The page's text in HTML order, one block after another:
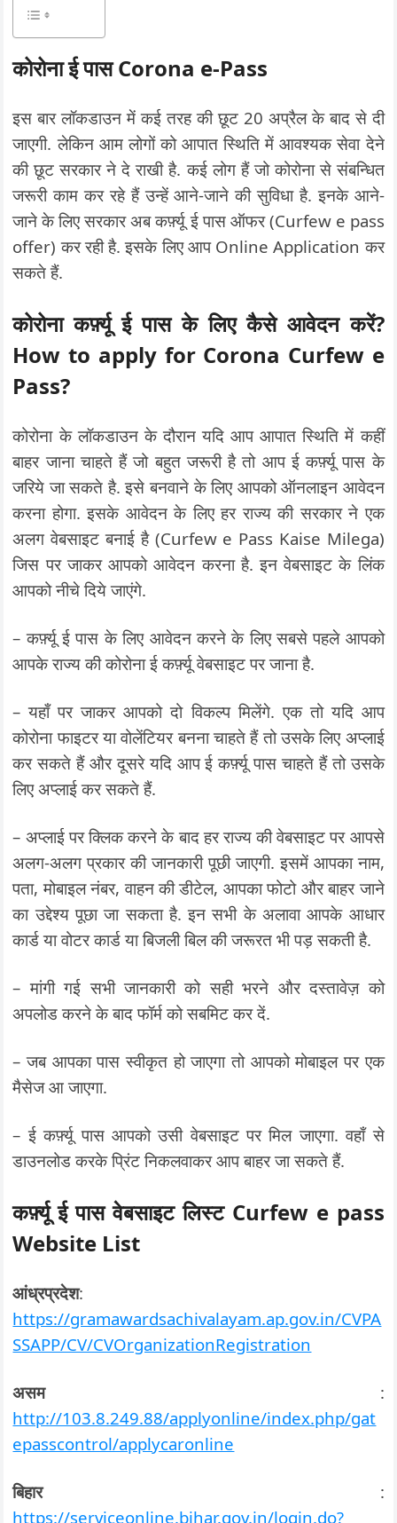
कोरोना ई पास Corona e-Pass
इस बार लॉकडाउन में कई तरह की छूट 20 अप्रैल के बाद से दी
जाएगी. लेकिन आम लोगों को आपात स्थिति में आवश्यक सेवा देने
की छूट सरकार ने दे राखी है. कई लोग हैं जो कोरोना से संबन्धित
जरूरी काम कर रहे हैं उन्हें आने-जाने की सुविधा है. इनके आने-
जाने के लिए सरकार अब कर्फ़्यू ई पास ऑफर (Curfew e pass
offer) कर रही है. इसके लिए आप Online Application कर
सकते हैं.
कोरोना कर्फ़्यू ई पास के लिए कैसे आवेदन करें?
How to apply for Corona Curfew e
Pass?
कोरोना के लॉकडाउन के दौरान यदि आप आपात स्थिति में कहीं
बाहर जाना चाहते हैं जो बहुत जरूरी है तो आप ई कर्फ़्यू पास के
जरिये जा सकते है. इसे बनवाने के लिए आपको ऑनलाइन आवेदन
करना होगा. इसके आवेदन के लिए हर राज्य की सरकार ने एक
अलग वेबसाइट बनाई है (Curfew e Pass Kaise Milega)
जिस पर जाकर आपको आवेदन करना है. इन वेबसाइट के लिंक
आपको नीचे दिये जाएंगे.
– कर्फ़्यू ई पास के लिए आवेदन करने के लिए सबसे पहले आपको
आपके राज्य की कोरोना ई कर्फ़्यू वेबसाइट पर जाना है.
– यहाँ पर जाकर आपको दो विकल्प मिलेंगे. एक तो यदि आप
कोरोना फाइटर या वोलेंटियर बनना चाहते हैं तो उसके लिए अप्लाई
कर सकते हैं और दूसरे यदि आप ई कर्फ़्यू पास चाहते हैं तो उसके
लिए अप्लाई कर सकते हैं.
– अप्लाई पर क्लिक करने के बाद हर राज्य की वेबसाइट पर आपसे
अलग-अलग प्रकार की जानकारी पूछी जाएगी. इसमें आपका नाम,
पता, मोबाइल नंबर, वाहन की डीटेल, आपका फोटो और बाहर जाने
का उद्देश्य पूछा जा सकता है. इन सभी के अलावा आपके आधार
कार्ड या वोटर कार्ड या बिजली बिल की जरूरत भी पड़ सकती है.
– मांगी गई सभी जानकारी को सही भरने और दस्तावेज़ को
अपलोड करने के बाद फॉर्म को सबमिट कर दें.
– जब आपका पास स्वीकृत हो जाएगा तो आपको मोबाइल पर एक
मैसेज आ जाएगा.
– ई कर्फ़्यू पास आपको उसी वेबसाइट पर मिल जाएगा. वहाँ से
डाउनलोड करके प्रिंट निकलवाकर आप बाहर जा सकते हैं.
कर्फ़्यू ई पास वेबसाइट लिस्ट Curfew e pass
Website List
आंध्रप्रदेश:
https://gramawardsachivalayam.ap.gov.in/CVPA
SSAPP/CV/CVOrganizationRegistration
असम:
http://103.8.249.88/applyonline/index.php/gat
epasscontrol/applycaronline
बिहार:
https://serviceonline.bihar.gov.in/login.do?